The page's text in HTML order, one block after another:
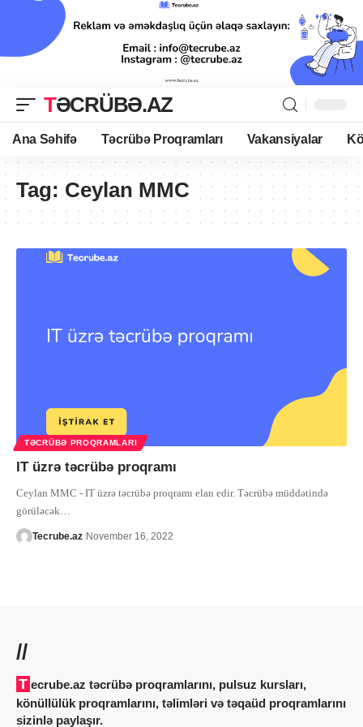
TƏCRÜBƏ.AZ
Ana Səhifə Təcrübə Proqramları Vakansiyalar
Tag: Ceylan MMC
TƏCRÜBƏ PROQRAMLARI
IT üzrə təcrübə proqramı
Ceylan MMC - IT üzrə təcrübə proqramı elan edir. Təcrübə müddətində
görüləcək…
Tecrube.az November 16, 2022
//
Tecrube.az təcrübə proqramlarını, pulsuz kursları,
könüllülük proqramlarını, təlimləri və təqaüd proqramlarını
sizinlə paylaşır.